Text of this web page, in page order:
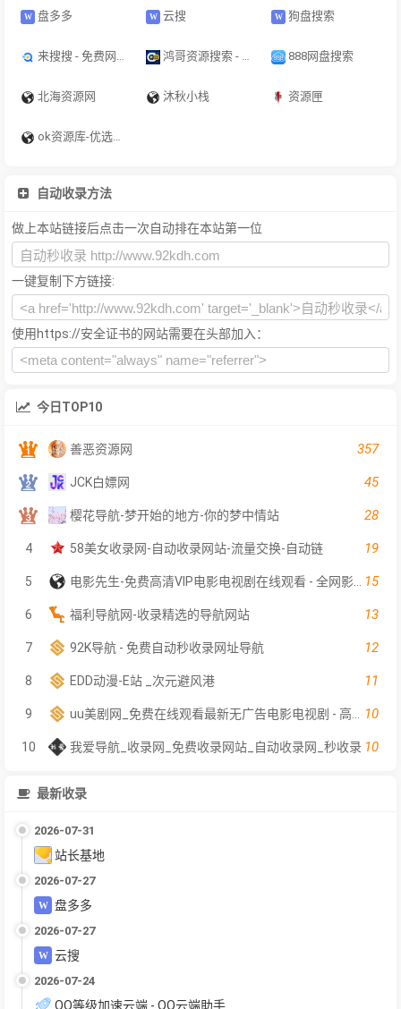
盘多多 云搜 狗盘搜索
来搜搜 - 免费网盘搜索引擎｜短剧·电影·电视剧·动漫｜影视·软件·教程 鸿哥资源搜索 - 免费网盘搜索引擎｜短剧·电影·电视剧在线检索｜影视软件资料索引 888网盘搜索
北海资源网 沐秋小栈 资源匣
ok资源库-优选源码分享，绿色软件下载，订阅源，资源教程分享平台
自动收录方法
做上本站链接后点击一次自动排在本站第一位
一键复制下方链接:
使用https://安全证书的网站需要在头部加入：
今日TOP10
善恶资源网 357
JCK白嫖网 45
樱花导航-梦开始的地方-你的梦中情站 28
4 58美女收录网-自动收录网站-流量交换-自动链 19
5 15
6 福利导航网-收录精选的导航网站 13
7 92K导航 - 免费自动秒收录网址导航 12
8 EDD动漫-E站 _次元避风港 11
9 10
10 我爱导航_收录网_免费收录网站_自动收录网_秒收录 10
最新收录
2026-07-31
站长基地
2026-07-27
盘多多
2026-07-27
云搜
2026-07-24
QQ等级加速云端 - QQ云端助手